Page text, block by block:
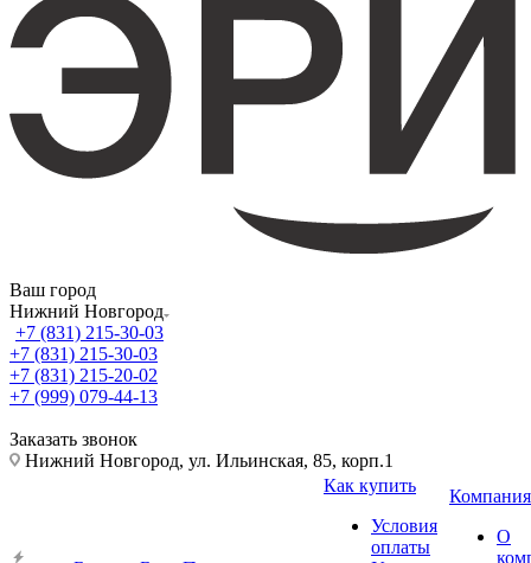
Ваш город
Нижний Новгород
+7 (831) 215-30-03
+7 (831) 215-30-03
+7 (831) 215-20-02
+7 (999) 079-44-13
Заказать звонок
Нижний Новгород, ул. Ильинская, 85, корп.1
Как купить
Условия
оплаты
Компания
О